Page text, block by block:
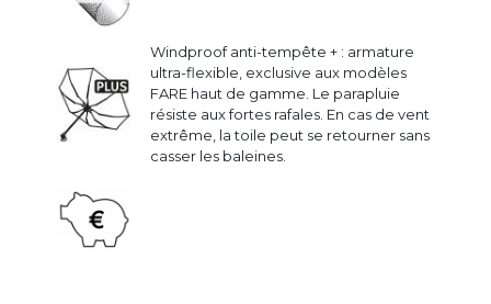
Windproof anti-tempête + : armature
ultra-flexible, exclusive aux modèles
FARE haut de gamme. Le parapluie
résiste aux fortes rafales. En cas de vent
extrême, la toile peut se retourner sans
casser les baleines.